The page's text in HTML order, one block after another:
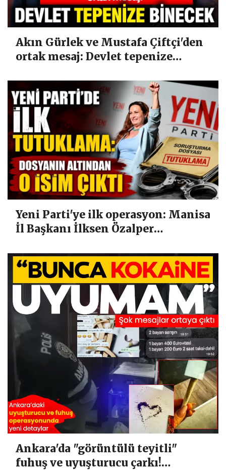
Akın Gürlek ve Mustafa Çiftçi'den
ortak mesaj: Devlet tepenize
Yeni Parti'ye ilk operasyon: Manisa
İl Başkanı İlksen Özalper
Ankara'da "görüntülü teyitli"
fuhuş ve uyuşturucu çarkı!